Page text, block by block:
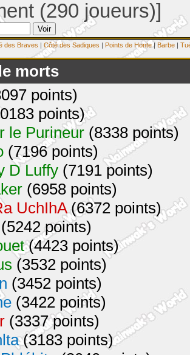
(290 joueurs)]
des Braves | Côté des Sadiques | Points de Honte| Barbe |
morts
points)
points)
le Purineur (8338 points)
(7196 points)
D Luffy (7191 points)
(6958 points)
UchIhA(6372 points)
(5242 points)
(4423 points)
(3532 points)
(3452 points)
(3422 points)
(3337 points)
(3183 points)